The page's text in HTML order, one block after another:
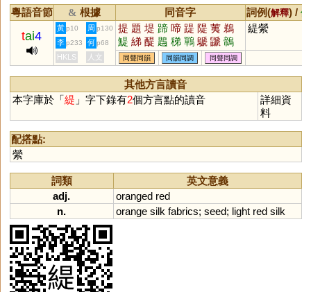
粵語音節 & 根據 同音字 詞例(解釋) /
tai4
黃 p10 周 p130 提 題 堤 蹄 啼 踶 隄 荑 鵜
鯷 綈 醍 鶗 稊 鷤 鷈 鼶 鶙
騠 厗 謕 蕛 禔 崹 媞 偍 徲
珶 惿 磃 趧 蝭 鍗 褆
緹縈
李 p233 何 p68
HKLS 人文 同聲同韻 同韻同調 同聲同調
其他方言讀音
本字庫於「緹 」字下錄有2個方言點的讀音
詳細資
料
配搭點:
縈
詞類
英文意義
adj.
oranged red
n.
orange silk fabrics; seed; light red silk